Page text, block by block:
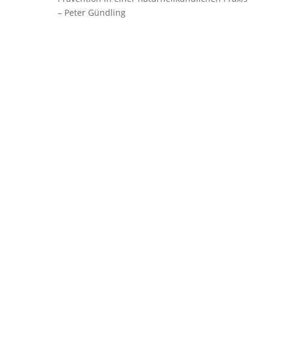
– Peter Gündling